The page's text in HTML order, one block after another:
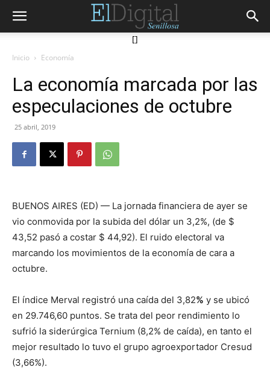
[]
Inicio Economía
La economía marcada por las
especulaciones de octubre
25 abril, 2019
BUENOS AIRES (ED) — La jornada financiera de ayer se
vio conmovida por la subida del dólar un 3,2%, (de $
43,52 pasó a costar $ 44,92). El ruido electoral va
marcando los movimientos de la economía de cara a
octubre.
El índice Merval registró una caída del 3,82% y se ubicó
en 29.746,60 puntos. Se trata del peor rendimiento lo
sufrió la siderúrgica Ternium (8,2% de caída), en tanto el
mejor resultado lo tuvo el grupo agroexportador Cresud
(3,66%).